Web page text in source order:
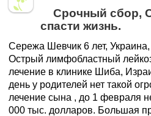
Срочный сбор,
спасти жизнь.
Сережа Шевчик 6 лет, Украина,
Острый лимфобластный
лечение в клинике Шиба,
день у родителей нет такой
лечение сына , до 1 февраля
000 тыс. долларов. Большая